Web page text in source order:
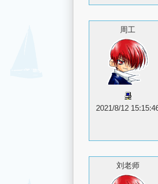
周工
2021/8/12
刘老师